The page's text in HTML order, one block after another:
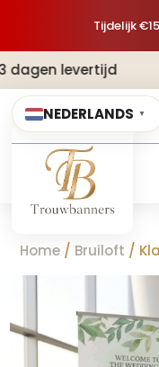
Tijdelijk

NEDERLANDS ▼
Home / Bruiloft /